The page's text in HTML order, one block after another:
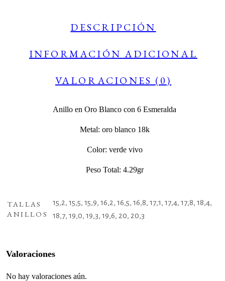
DESCRIPCIÓN
INFORMACIÓN ADICIONAL
VALORACIONES (0)
Anillo en Oro Blanco con 6 Esmeralda
Metal: oro blanco 18k
Color: verde vivo
Peso Total: 4.29gr
TALLAS
ANILLOS
15,2, 15,5, 15,9, 16,2, 16,5, 16,8, 17,1, 17,4, 17,8, 18,4,
18,7, 19,0, 19,3, 19,6, 20, 20,3
Valoraciones
No hay valoraciones aún.